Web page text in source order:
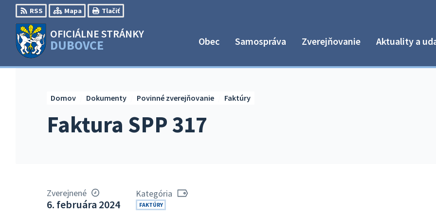
Preskočiť
na
obsah
RSS Mapa Tlačiť
OFICIÁLNE STRÁNKY
DUBOVCE Obec Samospráva Zverejňovanie Aktuality a
Faktura SPP 317
Domov Dokumenty Povinné zverejňovanie Faktúry
Zverejnené
6. februára 2024
Kategória
FAKTÚRY